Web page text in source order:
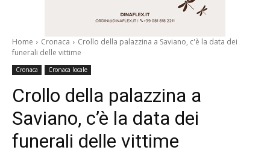
Home Cronaca
Crollo della palazzina a Saviano, c'è la data dei
funerali delle vittime
Cronaca Cronaca locale
Crollo della palazzina a
Saviano, c’è la data dei
funerali delle vittime